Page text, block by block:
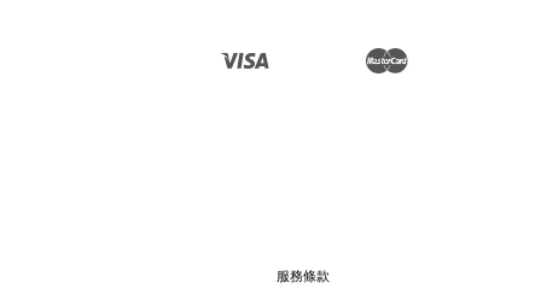
服務條款